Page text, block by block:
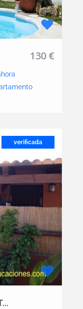
130 €
verificada